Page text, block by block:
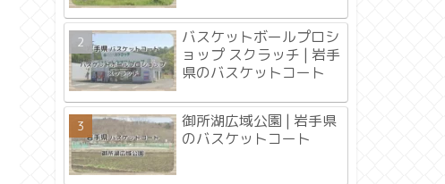
バスケットボールプロシ
ョップ スクラッチ | 岩手
県のバスケットコート
御所湖広域公園 | 岩手県
のバスケットコート